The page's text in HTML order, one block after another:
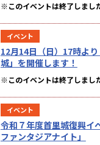
※このイベントは終了しました
イベント
12月14日（日）17時よ
城」を開催します！
※このイベントは終了しました
イベント
令和７年度首里城復興イ
ファンタジアナイト」